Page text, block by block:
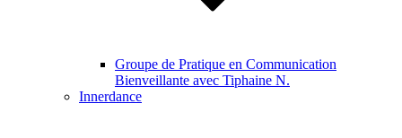
Groupe de Pratique en Communication
Bienveillante avec Tiphaine N.
Innerdance